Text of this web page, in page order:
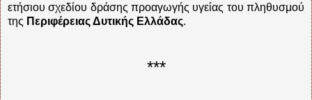
ετήσιου σχεδίου δράσης προαγωγής υγείας του πληθυσμού
της Περιφέρειας Δυτικής Ελλάδας.
***